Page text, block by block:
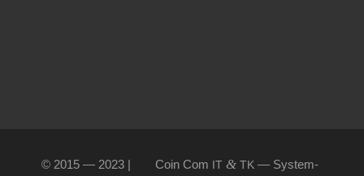
© 2015 — 2023 | Coin Com IT & TK— Sys­tem­